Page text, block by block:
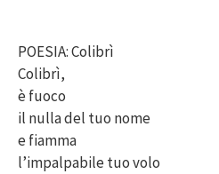
POESIA: Colibrì
Colibrì,
è fuoco
il nulla del tuo nome
e fiamma
l’impalpabile tuo volo